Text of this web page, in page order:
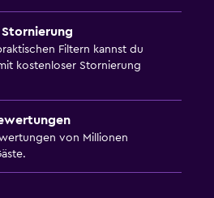
Filtern kannst du
kostenloser Stornierung
von Millionen